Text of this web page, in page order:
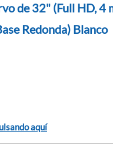
de 32" (Full HD, 4
Redonda) Blanco
aquí